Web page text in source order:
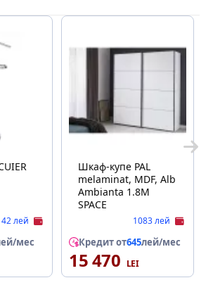
42 лей
мес
Шкаф-купе PAL
melaminat, MDF, Alb
Ambianta 1.8M
SPACE
1083 лей
Кредит от645лей/мес
15 470